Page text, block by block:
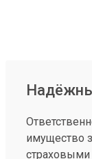
имущество
страховыми